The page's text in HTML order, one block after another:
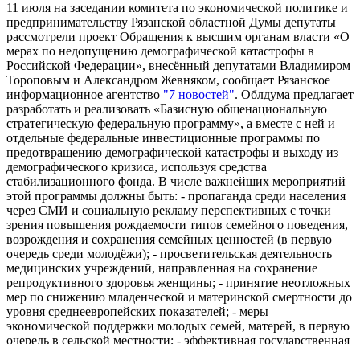
11 июля на заседании комитета по экономической политике и
предпринимательству Рязанской областной Думы депутаты
рассмотрели проект Обращения к высшим органам власти «О
мерах по недопущению демографической катастрофы в
Российской Федерации», внесённый депутатами Владимиром
Тороповым и Александром Жевняком, сообщает Рязанское
информационное агентство "7 новостей". Облдума предлагает
разработать и реализовать «Базисную общенациональную
стратегическую федеральную программу», а вместе с ней и
отдельные федеральные инвестиционные программы по
предотвращению демографической катастрофы и выходу из
демографического кризиса, используя средства
стабилизационного фонда. В числе важнейших мероприятий
этой программы должны быть: - пропаганда среди населения
через СМИ и социальную рекламу перспективных с точки
зрения повышения рождаемости типов семейного поведения,
возрождения и сохранения семейных ценностей (в первую
очередь среди молодёжи); - просветительская деятельность
медицинских учреждений, направленная на сохранение
репродуктивного здоровья женщины; - принятие неотложных
мер по снижению младенческой и материнской смертности до
уровня среднеевропейских показателей; - меры
экономической поддержки молодых семей, матерей, в первую
очередь в сельской местности; - эффективная государственная